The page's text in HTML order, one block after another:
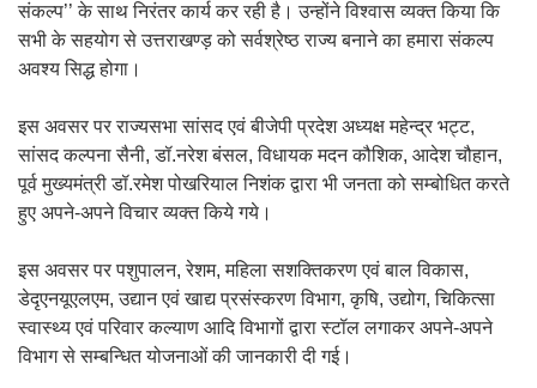
संकल्प’’ के साथ निरंतर कार्य कर रही है। उन्होंने विश्वास व्यक्त किया कि
सभी के सहयोग से उत्तराखण्ड़ को सर्वश्रेष्ठ राज्य बनाने का हमारा संकल्प
अवश्य सिद्ध होगा।
इस अवसर पर राज्यसभा सांसद एवं बीजेपी प्रदेश अध्यक्ष महेन्द्र भट्ट,
सांसद कल्पना सैनी, डॉ.नरेश बंसल, विधायक मदन कौशिक, आदेश चौहान,
पूर्व मुख्यमंत्री डॉ.रमेश पोखरियाल निशंक द्वारा भी जनता को सम्बोधित करते
हुए अपने-अपने विचार व्यक्त किये गये।
इस अवसर पर पशुपालन, रेशम, महिला सशक्तिकरण एवं बाल विकास,
डेदृएनयूएलएम, उद्यान एवं खाद्य प्रसंस्करण विभाग, कृषि, उद्योग, चिकित्सा
स्वास्थ्य एवं परिवार कल्याण आदि विभागों द्वारा स्टॉल लगाकर अपने-अपने
विभाग से सम्बन्धित योजनाओं की जानकारी दी गई।